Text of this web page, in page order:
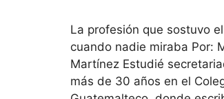
La profesión que sostuvo
cuando nadie miraba Por:
Martínez Estudié
más de 30 años en el